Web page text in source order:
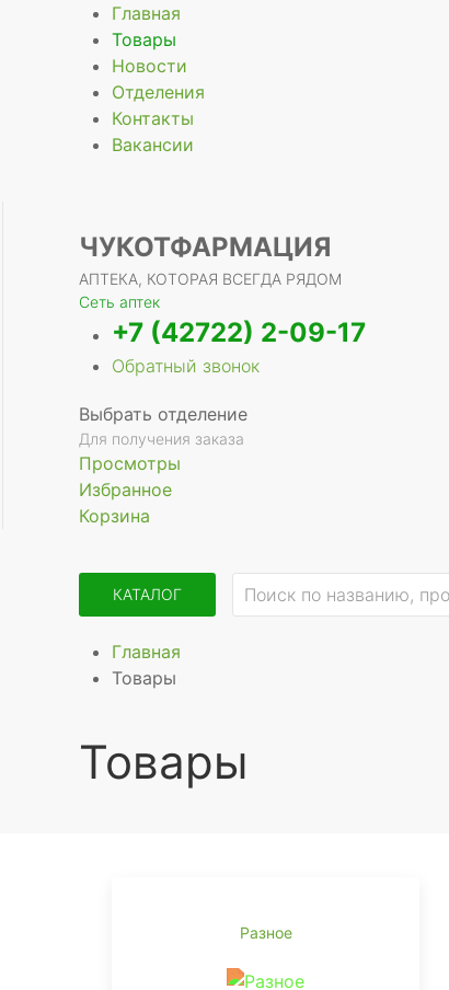
Главная
Товары
Новости
Отделения
Контакты
Вакансии
ЧУКОТФАРМАЦИЯ
АПТЕКА, КОТОРАЯ ВСЕГДА РЯДОМ
Сеть аптек
+7 (42722) 2-09-17
Обратный звонок
Выбрать отделение
Для получения заказа
Просмотры
Избранное
Корзина
КАТАЛОГ
Главная
Товары
Товары
Разное